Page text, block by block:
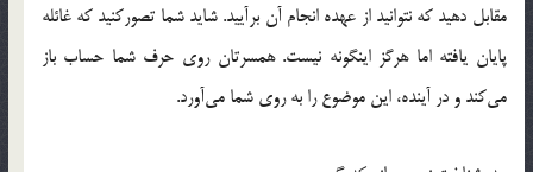
مقابل دهيد كه نتوانيد از عهده انجام آن بر‌آييد. شايد شما تصوركنيد كه غائله
پايان يافته اما هرگز اينگونه نيست. همسرتان روي حرف شما حساب باز
مي‌كند و در آينده، اين موضوع را به روي شما مي‌آورد.